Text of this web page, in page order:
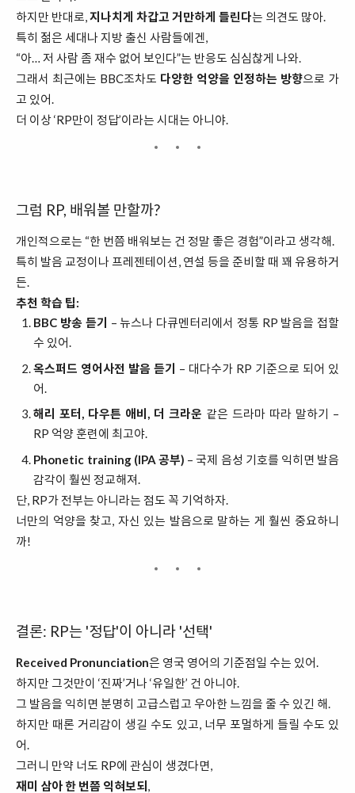
하지만 반대로,지나치게 차갑고 거만하게 들린다는 의견도 많아.
특히 젊은 세대나 지방 출신 사람들에겐,
“아… 저 사람 좀 재수 없어 보인다”는 반응도 심심찮게 나와.
그래서 최근에는 BBC조차도 다양한 억양을 인정하는 방향으로 가
고 있어.
더 이상 ‘RP만이 정답’이라는 시대는 아니야.
그럼 RP, 배워볼 만할까?
개인적으로는 “한 번쯤 배워보는 건 정말 좋은 경험”이라고 생각해.
특히 발음 교정이나 프레젠테이션, 연설 등을 준비할 때 꽤 유용하거
든.
추천 학습 팁:
BBC 방송 듣기
– 뉴스나 다큐멘터리에서 정통 RP 발음을 접할
수 있어.
옥스퍼드 영어사전 발음 듣기 – 대다수가 RP 기준으로 되어 있
어.
해리 포터, 다우튼 애비, 더 크라운 같은 드라마 따라 말하기 –
RP 억양 훈련에 최고야.
Phonetic training (IPA 공부) – 국제 음성 기호를 익히면 발음
감각이 훨씬 정교해져.
단, RP가 전부는 아니라는 점도 꼭 기억하자.
너만의 억양을 찾고, 자신 있는 발음으로 말하는 게 훨씬 중요하니
까!
결론: RP는 '정답'이 아니라 '선택'
Received Pronunciation은 영국 영어의 기준점일 수는 있어.
하지만 그것만이 ‘진짜’거나 ‘유일한’ 건 아니야.
그 발음을 익히면 분명히 고급스럽고 우아한 느낌을 줄 수 있긴 해.
하지만 때론 거리감이 생길 수도 있고, 너무 포멀하게 들릴 수도 있
어.
그러니 만약 너도 RP에 관심이 생겼다면,
재미 삼아 한 번쯤 익혀보되,